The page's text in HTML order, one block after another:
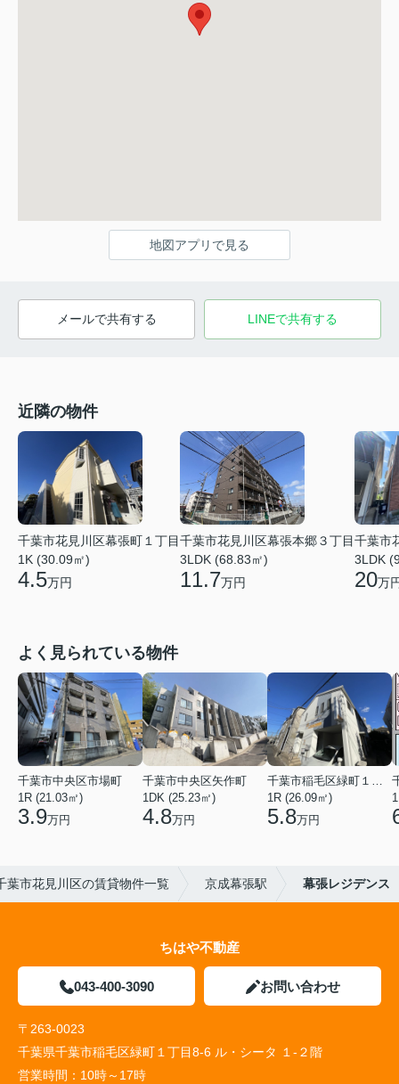
地図アプリで見る
メールで共有する LINEで共有する
近隣の物件
千葉市花見川区幕張町１丁目
1K (30.09㎡)
4.5万円
千葉市花見川区幕張本郷３丁目
3LDK (68.83㎡)
11.7万円
千葉市
3LDK
20万
よく見られている物件
千葉市中央区市場町
1R (21.03㎡)
3.9万円
千葉市中央区矢作町
1DK (25.23㎡)
4.8万円
千葉市稲毛区緑町１丁目
1R (26.09㎡)
5.8万円
葉市花見川区の賃貸物件一覧 京成幕張駅 幕張レジデンス
ちはや不動産
043-400-3090 お問い合わせ
〒263-0023
千葉県千葉市稲毛区緑町１丁目8-6 ル・シータ １-２階
営業時間： 10時～17時